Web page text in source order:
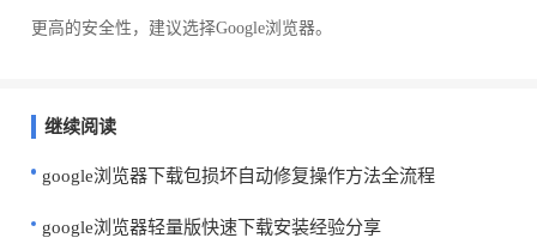
更高的安全性，建议选择Google浏览器。
继续阅读
google浏览器下载包损坏自动修复操作方法全流程
google浏览器轻量版快速下载安装经验分享